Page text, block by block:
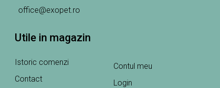
office@exopet.ro
Utile in magazin
Istoric comenzi
Contact
Contul meu
Login